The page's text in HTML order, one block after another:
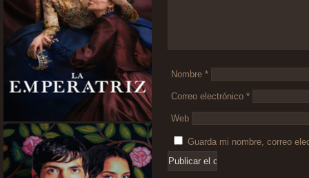
Nombre *
Correo electrónico *
Web
Guarda mi nombre, correo